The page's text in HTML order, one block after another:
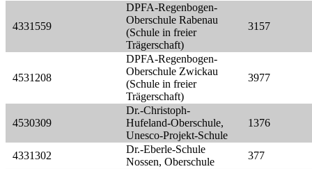
4331559
DPFA-Regenbogen-
Oberschule Rabenau
(Schule in freier
Trägerschaft)
3157
4531208
DPFA-Regenbogen-
Oberschule Zwickau
(Schule in freier
Trägerschaft)
3977
4530309
Dr.-Christoph-
Hufeland-Oberschule,
Unesco-Projekt-Schule
1376
4331302
Dr.-Eberle-Schule
Nossen, Oberschule
377